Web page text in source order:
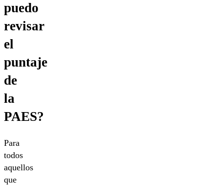
puedo
revisar
el
puntaje
de
la
PAES?
Para
todos
aquellos
que